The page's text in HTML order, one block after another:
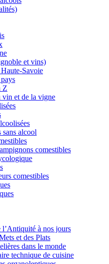
et vins)
Savoie
Z
et de la vigne
alcool
comestibles
comestibles
l’Antiquité à nos jours
et des Plats
dans le monde
technique de cuisine